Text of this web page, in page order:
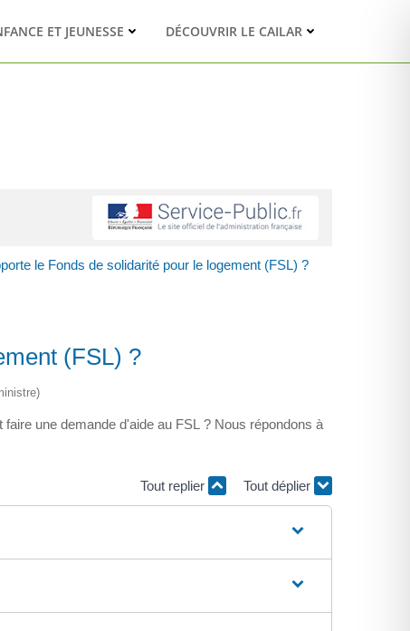
ET JEUNESSE DÉCOUVRIR LE CAILAR
le Fonds de solidarité pour le logement (FSL) ?
(FSL) ?
une demande d'aide au FSL ? Nous répondons à
Tout replier Tout déplier